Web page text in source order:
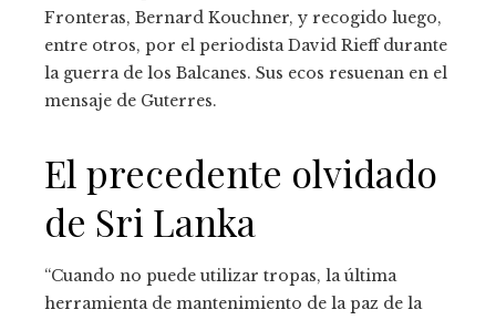
Fronteras, Bernard Kouchner, y recogido luego,
entre otros, por el periodista David Rieff durante
la guerra de los Balcanes. Sus ecos resuenan en el
mensaje de Guterres.
El precedente olvidado
de Sri Lanka
“Cuando no puede utilizar tropas, la última
herramienta de mantenimiento de la paz de la